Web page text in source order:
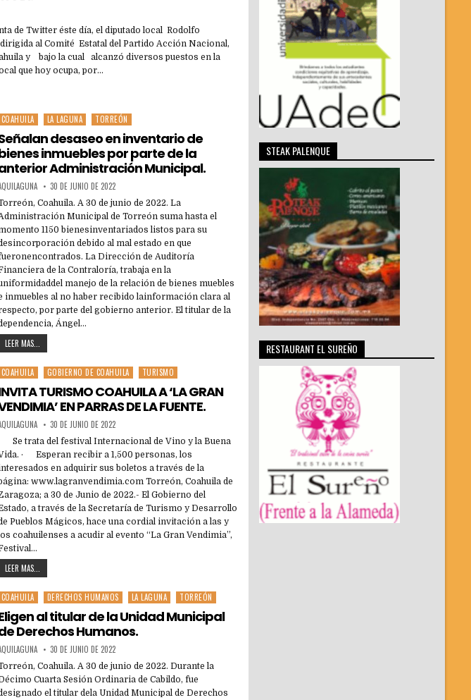
de Twitter éste día, el diputado local Rodolfo
al Comité Estatal del Partido Acción Nacional,
y bajo la cual alcanzó diversos puestos en la
que hoy ocupa, por…
Posted
in
COAHUILA LA LAGUNA TORREÓN
desaseo en inventario de
inmuebles por parte de la
Administración Municipal.
30 DE JUNIO DE 2022
Coahuila. A 30 de junio de 2022. La
Municipal de Torreón suma hasta el
1150 bienesinventariados listos para su
debido al mal estado en que
La Dirección de Auditoría
de la Contraloría, trabaja en la
manejo de la relación de bienes muebles
inmuebles al no haber recibido lainformación clara al
por parte del gobierno anterior. El titular de la
Ángel…
LEER MAS...
Posted
COAHUILA GOBIERNO DE COAHUILA TURISMO
TURISMO COAHUILA A ‘LA GRAN
EN PARRAS DE LA FUENTE.
30 DE JUNIO DE 2022
Se trata del festival Internacional de Vino y la Buena
· Esperan recibir a 1,500 personas, los
en adquirir sus boletos a través de la
www.lagranvendimia.com Torreón, Coahuila de
a 30 de Junio de 2022.- El Gobierno del
a través de la Secretaría de Turismo y Desarrollo
Pueblos Mágicos, hace una cordial invitación a las y
coahuilenses a acudir al evento “La Gran Vendimia”,
LEER MAS...
Posted
COAHUILA DERECHOS HUMANOS LA LAGUNA TORREÓN
al titular de la Unidad Municipal
Derechos Humanos.
30 DE JUNIO DE 2022
Coahuila. A 30 de junio de 2022. Durante la
Cuarta Sesión Ordinaria de Cabildo, fue
el titular dela Unidad Municipal de Derechos
STEAK PALENQUE
RESTAURANT EL SUREÑO